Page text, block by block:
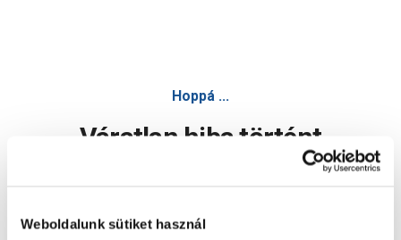
Weboldalunk sütiket használ
Hoppá ...
Váratlan hiba történt